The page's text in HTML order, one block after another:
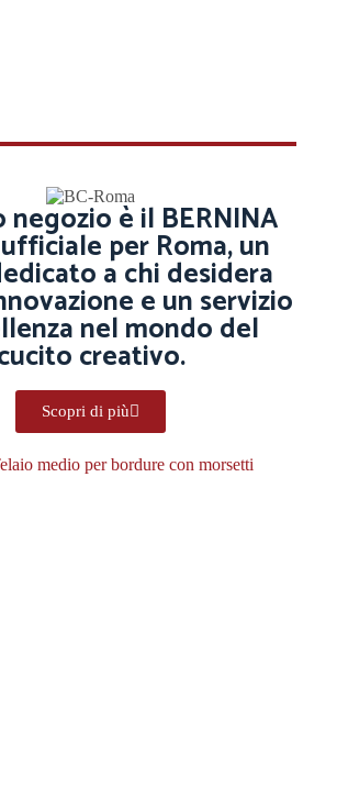
è il BERNINA
per Roma, un
a chi desidera
e un servizio
nel mondo del
creativo.
Scopri di più